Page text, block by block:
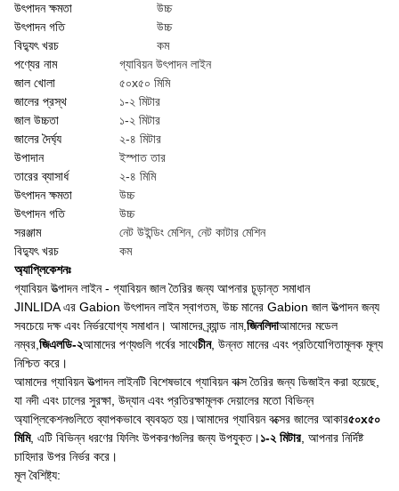
উৎপাদন ক্ষমতা
উচ্চ
উৎপাদন গতি
উচ্চ
বিদ্যুৎ খরচ
কম
পণ্যের নাম
গ্যাবিয়ন উৎপাদন লাইন
জাল খোলা
৫০x৫০ মিমি
জালের প্রস্থ
১-২ মিটার
জাল উচ্চতা
১-২ মিটার
জালের দৈর্ঘ্য
২-৪ মিটার
উপাদান
ইস্পাত তার
তারের ব্যাসার্ধ
২-৪ মিমি
উৎপাদন ক্ষমতা
উচ্চ
উৎপাদন গতি
উচ্চ
সরঞ্জাম
নেট উইন্ডিং মেশিন, নেট কাটার মেশিন
বিদ্যুৎ খরচ
কম
অ্যাপ্লিকেশনঃ
গ্যাবিয়ন উত্পাদন লাইন - গ্যাবিয়ন জাল তৈরির জন্য আপনার চূড়ান্ত সমাধান
JINLIDA এর Gabion উৎপাদন লাইন স্বাগতম, উচ্চ মানের Gabion জাল উত্পাদন জন্য
সবচেয়ে দক্ষ এবং নির্ভরযোগ্য সমাধান। আমাদের ব্র্যান্ড নাম,জিনলিদাআমাদের মডেল
নম্বর, জিএলডি-২আমাদের পণ্যগুলি গর্বের সাথেচীন, উন্নত মানের এবং প্রতিযোগিতামূলক মূল্য
নিশ্চিত করে।
আমাদের গ্যাবিয়ন উত্পাদন লাইনটি বিশেষভাবে গ্যাবিয়ন বাক্স তৈরির জন্য ডিজাইন করা হয়েছে,
যা নদী এবং ঢালের সুরক্ষা, উদ্যান এবং প্রতিরক্ষামূলক দেয়ালের মতো বিভিন্ন
অ্যাপ্লিকেশনগুলিতে ব্যাপকভাবে ব্যবহৃত হয়।আমাদের গ্যাবিয়ন বক্সের জালের আকার৫০x৫০
মিমি, এটি বিভিন্ন ধরণের ফিলিং উপকরণগুলির জন্য উপযুক্ত।১-২ মিটার, আপনার নির্দিষ্ট
চাহিদার উপর নির্ভর করে।
মূল বৈশিষ্ট্য: